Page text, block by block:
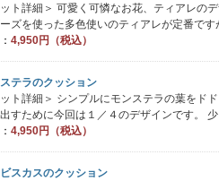
ット詳細＞ 可愛く可憐なお花、ティアレの
ズを使った多色使いのティアレが定番で
4,950円（税込）
テラのクッション
ット詳細＞ シンプルにモンステラの葉をド
すために今回は１／４のデザインです。
4,950円（税込）
スカスのクッション